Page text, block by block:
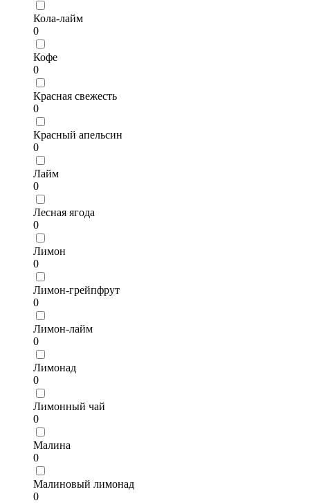
Кола-лайм
0
Кофе
0
Красная свежесть
0
Красный апельсин
0
Лайм
0
Лесная ягода
0
Лимон
0
Лимон-грейпфрут
0
Лимон-лайм
0
Лимонад
0
Лимонный чай
0
Малина
0
Малиновый лимонад
0